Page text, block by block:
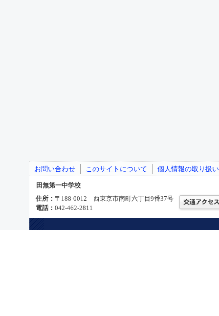
お問い合わせ このサイトについて 個人情報の取り扱い
田無第一中学校
住所： 〒188-0012 西東京市南町六丁目9番37号
電話： 042-462-2811